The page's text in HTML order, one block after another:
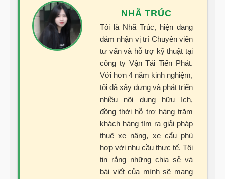
NHÃ TRÚC
Tôi là Nhã Trúc, hiện đang
đảm nhận vị trí Chuyên viên
tư vấn và hỗ trợ kỹ thuật tại
công ty Vận Tải Tiến Phát.
Với hơn 4 năm kinh nghiệm,
tôi đã xây dựng và phát triển
nhiều nội dung hữu ích,
đồng thời hỗ trợ hàng trăm
khách hàng tìm ra giải pháp
thuê xe nâng, xe cẩu phù
hợp với nhu cầu thực tế. Tôi
tin rằng những chia sẻ và
bài viết của mình sẽ mang